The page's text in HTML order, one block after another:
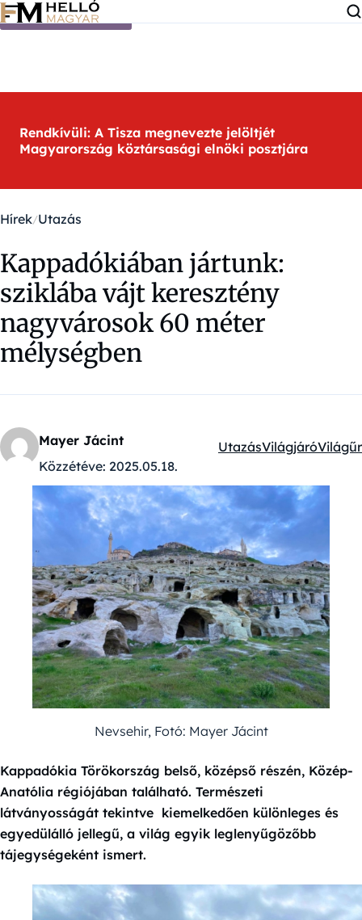
Ugrás a tartalomra
Rendkívüli: A Tisza megnevezte jelöltjét
Magyarország köztársasági elnöki posztjára
Hírek Utazás
Kappadókiában jártunk:
sziklába vájt keresztény
nagyvárosok 60 méter
mélységben
Mayer Jácint
Közzétéve: 2025.05.18.
Kategóriák:
UtazásVilágjáróVilágűr
Nevsehir, Fotó: Mayer Jácint
Kappadókia Törökország belső, középső részén, Közép-
Anatólia régiójában található. Természeti
látványosságát tekintve kiemelkedően különleges és
egyedülálló jellegű, a világ egyik leglenyűgözőbb
tájegységeként ismert.